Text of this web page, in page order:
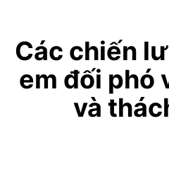
Các chiến
em đối phó
và